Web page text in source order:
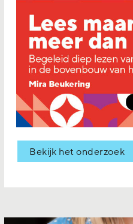
Bekijk het onderzoek